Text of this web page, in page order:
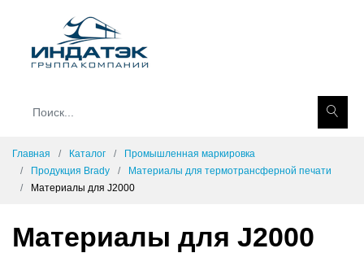
Главная Каталог
Промышленная маркировка
Продукция Brady
Материалы для термотрансферной печати
Материалы для J2000
Материалы для J2000